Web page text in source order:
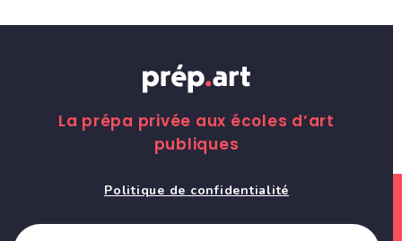
La prépa privée aux écoles d’art
publiques
Politique de confidentialité